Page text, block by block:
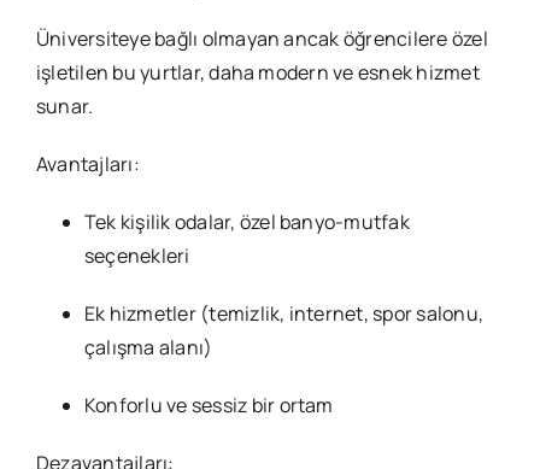
Üniversiteye bağlı olmayan ancak öğrencilere özel
işletilen bu yurtlar, daha modern ve esnek hizmet
sunar.
Avantajları:
Tek kişilik odalar, özel banyo-mutfak
seçenekleri
Ek hizmetler (temizlik, internet, spor salonu,
çalışma alanı)
Konforlu ve sessiz bir ortam
Dezavantajları: